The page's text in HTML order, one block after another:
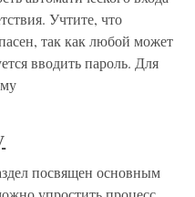
Учтите, что
так как любой может
вводить пароль. Для
посвящен основным